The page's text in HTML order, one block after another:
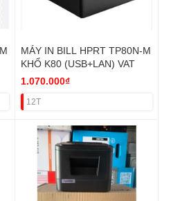
MÁY IN BILL HPRT TP80N-M
KHỔ K80 (USB+LAN) VAT
1.070.000₫
12T